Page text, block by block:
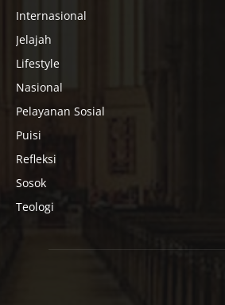
Internasional
Jelajah
Lifestyle
Nasional
Pelayanan Sosial
Puisi
Refleksi
Sosok
Teologi